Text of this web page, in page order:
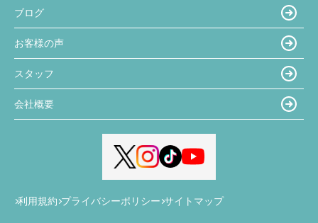
ブログ
お客様の声
スタッフ
会社概要
利用規約 プライバシーポリシー サイトマップ